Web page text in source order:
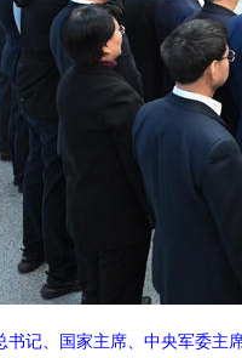
书记、国家主席、中央军委